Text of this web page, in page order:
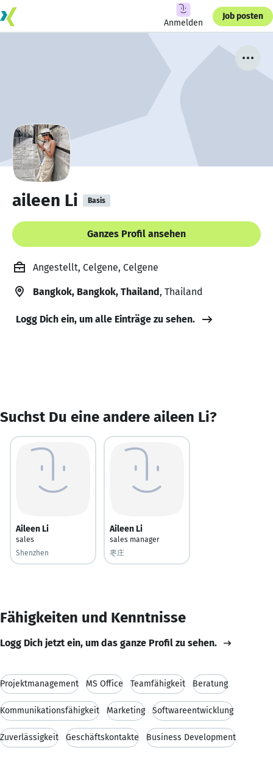
Anmelden
Job posten
aileen Li Basis
Ganzes Profil ansehen
Angestellt, Celgene, Celgene
Bangkok, Bangkok, Thailand, Thailand
Logg Dich ein, um alle Einträge zu sehen.
Suchst Du eine andere aileen Li?
Aileen Li
sales
Shenzhen
Aileen Li
sales manager
枣庄
Fähigkeiten und Kenntnisse
Logg Dich jetzt ein, um das ganze Profil zu sehen.
Projektmanagement MS Office Teamfähigkeit Beratung
Kommunikationsfähigkeit Marketing Softwareentwicklung
Zuverlässigkeit Geschäftskontakte Business Development